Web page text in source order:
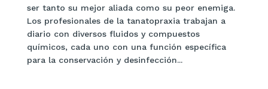
ser tanto su mejor aliada como su peor enemiga.
Los profesionales de la tanatopraxia trabajan a
diario con diversos fluidos y compuestos
químicos, cada uno con una función específica
para la conservación y desinfección...